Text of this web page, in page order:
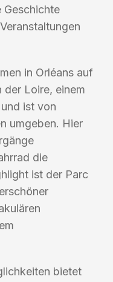
Geschichte
in Orléans auf
der Loire, einem
ist von
umgeben. Hier
die
ist der Parc
bietet